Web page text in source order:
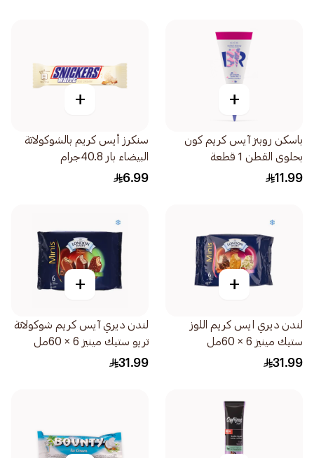
+
باسكن روبنز آيس كريم كون
بحلوى القطن 1 قطعة
11.99
+
سنكرز أيس كريم بالشوكولاتة
البيضاء بار 40.8جرام
6.99
+
لندن ديري ايس كريم اللوز
ستيك مينيز 6 × 60مل
31.99
+
لندن ديري آيس كريم شوكولاتة
تريو ستيك مينيز 6 × 60مل
31.99